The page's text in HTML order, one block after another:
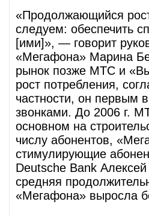
«Продолжающийся
следуем: обеспечить
[ими]», — говорит
«Мегафона» Марина
рынок позже МТС и
рост потребления,
частности, он первым
звонками. До 2006 г.
основном на
числу абонентов,
стимулирующие
Deutsche Bank
средняя
«Мегафона» выросла